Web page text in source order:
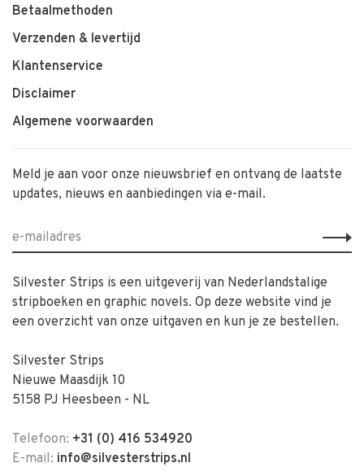
Betaalmethoden
Verzenden & levertijd
Klantenservice
Disclaimer
Algemene voorwaarden
Meld je aan voor onze nieuwsbrief en ontvang de laatste
updates, nieuws en aanbiedingen via e-mail.
Silvester Strips is een uitgeverij van Nederlandstalige
stripboeken en graphic novels. Op deze website vind je
een overzicht van onze uitgaven en kun je ze bestellen.
Silvester Strips
Nieuwe Maasdijk 10
5158 PJ Heesbeen - NL
Telefoon: +31 (0) 416 534920
E-mail: info@silvesterstrips.nl